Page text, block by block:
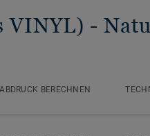
VINYL) -
BERECHNEN